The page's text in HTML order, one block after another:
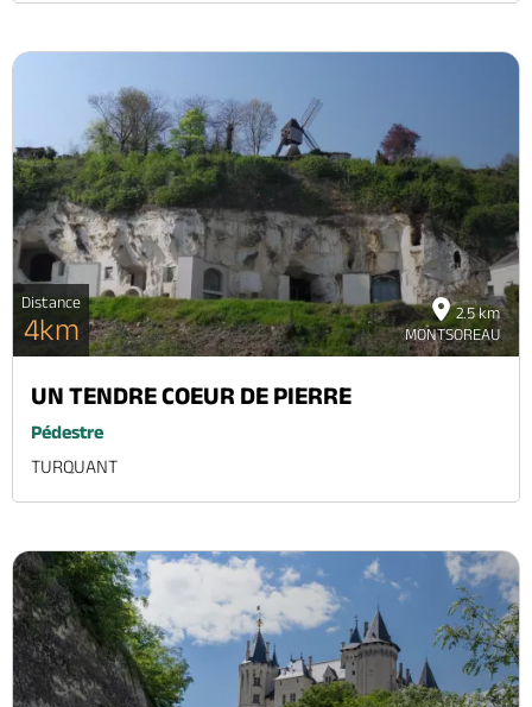
2.5 km
MONTSOREAU
Distance
4km
UN TENDRE COEUR DE PIERRE
Pédestre
TURQUANT